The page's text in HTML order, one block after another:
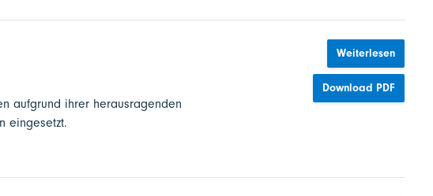
aufgrund ihrer herausragenden
eingesetzt.
Weiterlesen
Download PDF